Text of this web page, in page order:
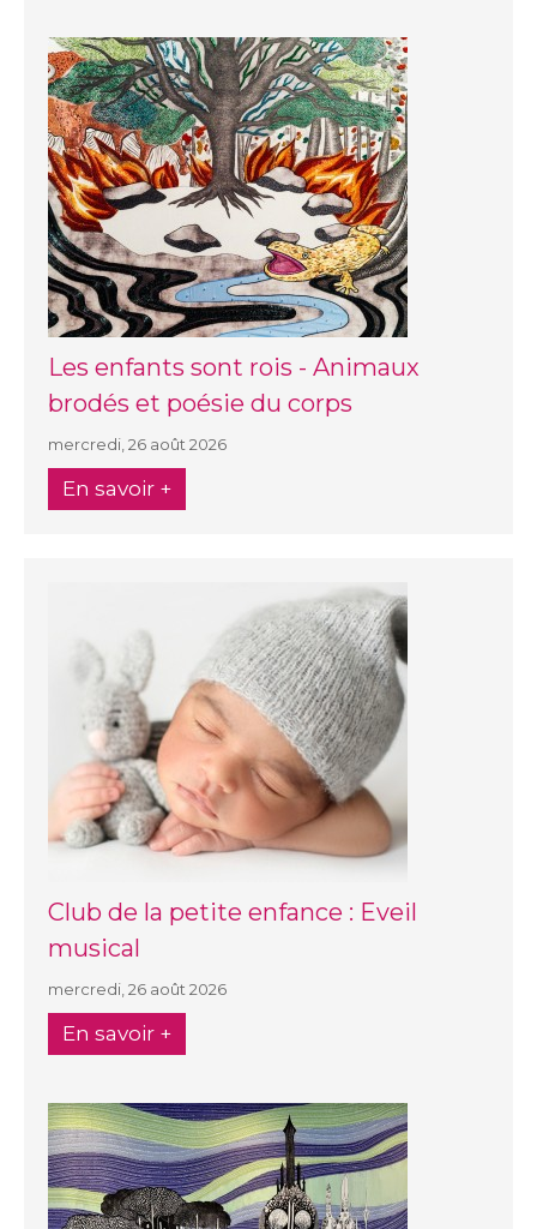
Les enfants sont rois - Animaux
brodés et poésie du corps
mercredi, 26 août 2026
En savoir +
Club de la petite enfance : Eveil
musical
mercredi, 26 août 2026
En savoir +